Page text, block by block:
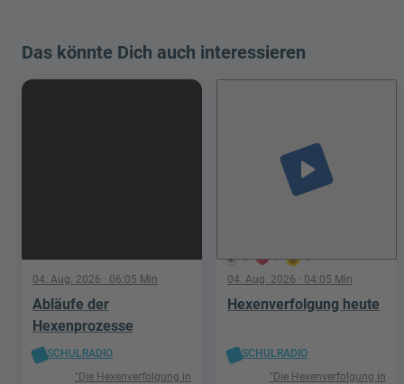
Das könnte Dich auch interessieren
04. Aug. 2026 · 06:05 Min
Abläufe der
Hexenprozesse
SCHULRADIO
"Die Hexenverfolgung in
6 1 0
play_arrow
04. Aug. 2026 · 04:05 Min
Hexenverfolgung heute
SCHULRADIO
"Die Hexenverfolgung in